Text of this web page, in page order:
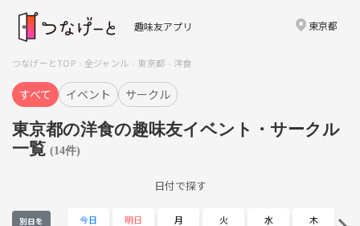
趣味友アプリ 東京都
つなげーとTOP 全ジャンル 東京都 洋食
すべて イベント サークル
東京都の洋食の趣味友イベント・サークル
一覧 (14件)
日付で探す
別日を
今日 明日 月 火 水 木